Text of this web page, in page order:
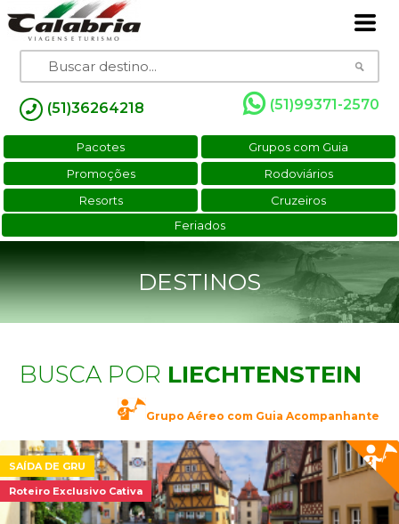
(51)36264218 (51)99371-2570
Pacotes
Grupos com Guia
Promoções
Rodoviários
Resorts
Cruzeiros
Feriados
DESTINOS
BUSCA POR LIECHTENSTEIN
Grupo Aéreo com Guia Acompanhante
SAÍDA DE GRU
Roteiro Exclusivo Cativa